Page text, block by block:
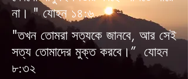
না। " যোহন ১৪:৬
"তখন তোমরা সত্যকে জানবে, আর সেই
সত্য তোমাদের মুক্ত করবে।” যোহন
৮:৩২